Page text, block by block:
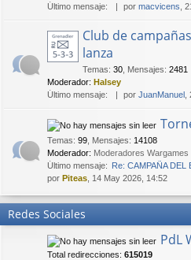
Último mensaje:
por macvicens ,
Club de
lanza
Temas: 30 Mensajes: 2481
Moderador: Halsey
Último mensaje:
por JuanManuel
Temas: 99 Mensajes: 14108
Moderador: Moderadores Wargames
Último mensaje: Re: CAMPAÑA DEL
por Piteas , 14 May 2026, 14:52
Redes Sociales
PdL
Total redirecciones: 615019